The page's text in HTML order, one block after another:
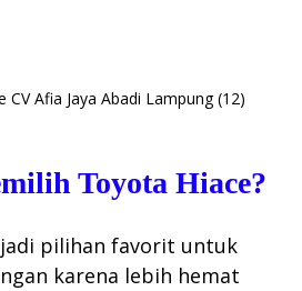
Toyota Hiace?
pilihan favorit untuk
karena lebih hemat